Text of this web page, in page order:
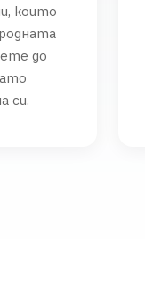
които
до
си.